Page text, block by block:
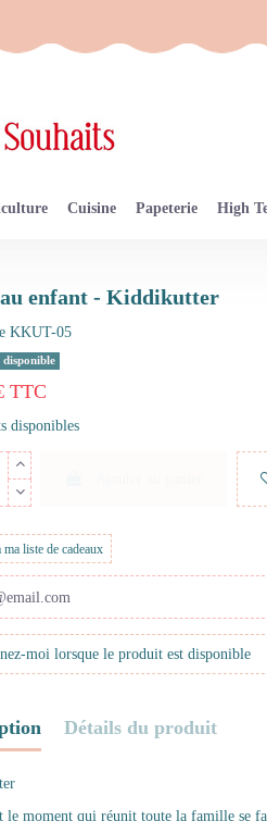
Cuisine Papeterie High
enfant - Kiddikutter
KKUT-05
TTC
disponibles
liste de cadeaux
Détails du produit
le moment qui réunit toute la famille se